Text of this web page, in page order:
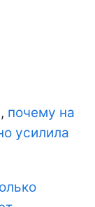
почему на
усилила